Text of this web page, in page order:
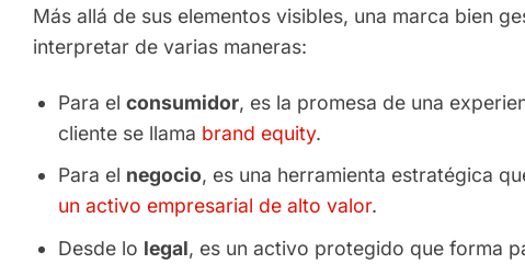
Más allá de sus elementos visibles, una marca bien
interpretar de varias maneras:
Para el consumidor, es la promesa de una
cliente se llama brand equity.
Para el negocio, es una herramienta estratégica
un activo empresarial de alto valor.
Desde lo legal, es un activo protegido que forma